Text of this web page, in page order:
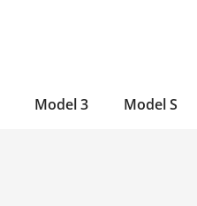
Model 3 Model S